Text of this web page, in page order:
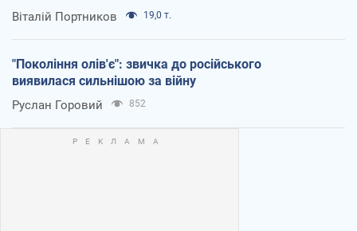
Віталій Портников 19,0 т.
"Покоління олів'є": звичка до російського
виявилася сильнішою за війну
Руслан Горовий 852